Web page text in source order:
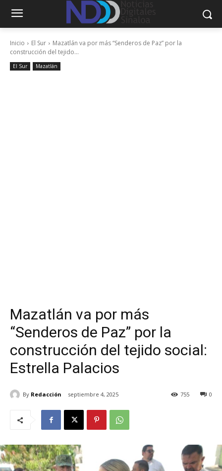
Inicio El Sur
Mazatlán va por más “Senderos de Paz” por la
construcción del tejido...
El Sur Mazatlán
Mazatlán va por más
“Senderos de Paz” por la
construcción del tejido social:
Estrella Palacios
By Redacción septiembre 4, 2025 0
755